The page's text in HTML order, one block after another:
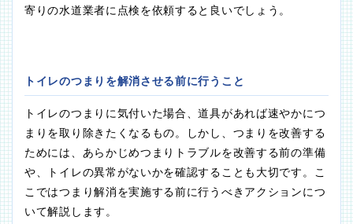
寄りの水道業者に点検を依頼すると良いでしょう。
トイレのつまりを解消させる前に行うこと
トイレのつまりに気付いた場合、道具があれば速やかにつ
まりを取り除きたくなるもの。しかし、つまりを改善する
ためには、あらかじめつまりトラブルを改善する前の準備
や、トイレの異常がないかを確認することも大切です。こ
こではつまり解消を実施する前に行うべきアクションにつ
いて解説します。